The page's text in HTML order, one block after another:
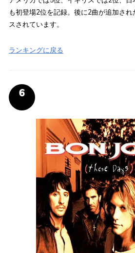
も初登場2位を記録。後に2曲が追加さ
スされています。
ランキングに戻る